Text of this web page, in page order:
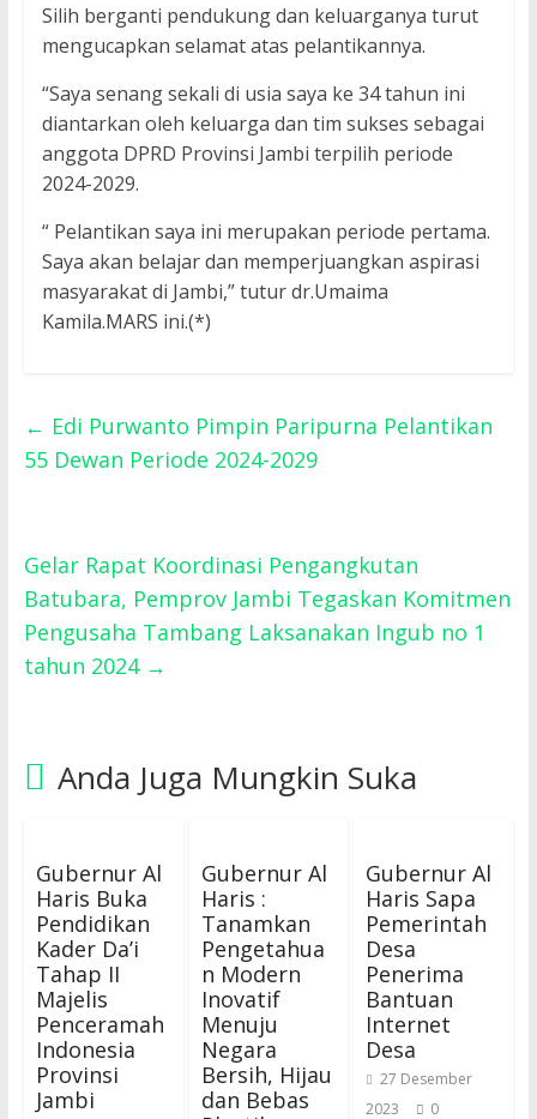
Silih berganti pendukung dan keluarganya turut
mengucapkan selamat atas pelantikannya.
“Saya senang sekali di usia saya ke 34 tahun ini
diantarkan oleh keluarga dan tim sukses sebagai
anggota DPRD Provinsi Jambi terpilih periode
2024-2029.
“ Pelantikan saya ini merupakan periode pertama.
Saya akan belajar dan memperjuangkan aspirasi
masyarakat di Jambi,” tutur dr.Umaima
Kamila.MARS ini.(*)
← Edi Purwanto Pimpin Paripurna Pelantikan
55 Dewan Periode 2024-2029
Gelar Rapat Koordinasi Pengangkutan
Batubara, Pemprov Jambi Tegaskan Komitmen
Pengusaha Tambang Laksanakan Ingub no 1
tahun 2024 →
Anda Juga Mungkin Suka
Gubernur Al
Haris Buka
Pendidikan
Kader Da’i
Tahap II
Majelis
Penceramah
Indonesia
Provinsi
Jambi
Gubernur Al
Haris :
Tanamkan
Pengetahua
n Modern
Inovatif
Menuju
Negara
Bersih, Hijau
dan Bebas
Gubernur Al
Haris Sapa
Pemerintah
Desa
Penerima
Bantuan
Internet
Desa
27 Desember
2023
0